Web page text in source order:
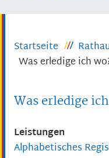
Startseite
Was erledige ich
Was erledige
Leistungen
Alphabetisches